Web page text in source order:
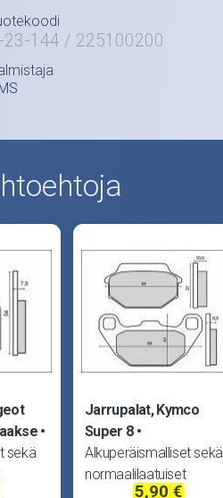
23-144 / 225100200
sekä
Jarrupalat, Kymco
Super 8
Alkuperäismalliset sekä
normaalilaatuiset
5,90 €